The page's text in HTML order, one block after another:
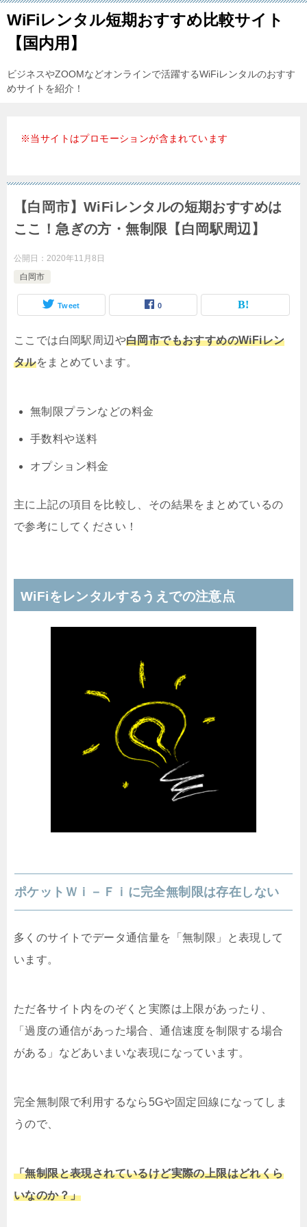
WiFiレンタル短期おすすめ比較サイト
【国内用】
ビジネスやZOOMなどオンラインで活躍するWiFiレンタルのおすす
めサイトを紹介！
※当サイトはプロモーションが含まれています
【白岡市】WiFiレンタルの短期おすすめは
ここ！急ぎの方・無制限【白岡駅周辺】
公開日： 2020年11月8日
白岡市
Tweet 0
ここでは白岡駅周辺や白岡市でもおすすめのWiFiレン
タルをまとめています。
無制限プランなどの料金
手数料や送料
オプション料金
主に上記の項目を比較し、その結果をまとめているの
で参考にしてください！
WiFiをレンタルするうえでの注意点
ポケットＷｉ－Ｆｉに完全無制限は存在しない
多くのサイトでデータ通信量を「無制限」と表現して
います。
ただ各サイト内をのぞくと実際は上限があったり、
「過度の通信があった場合、通信速度を制限する場合
がある」などあいまいな表現になっています。
完全無制限で利用するなら5Gや固定回線になってしま
うので、
「無制限と表現されているけど実際の上限はどれくら
いなのか？」